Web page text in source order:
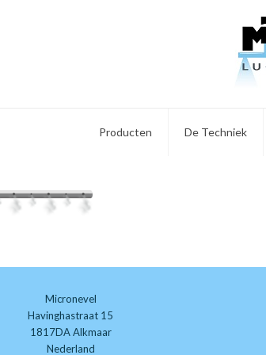
Producten De Techniek
Micronevel
Havinghastraat 15
1817DA Alkmaar
Nederland